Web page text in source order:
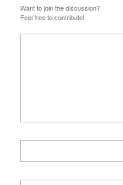
Want to join the discussion?
Feel free to contribute!